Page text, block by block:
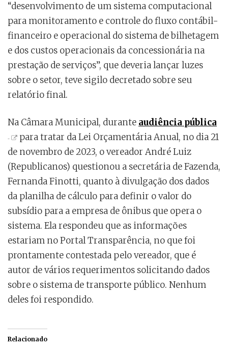
“desenvolvimento de um sistema computacional
para monitoramento e controle do fluxo contábil-
financeiro e operacional do sistema de bilhetagem
e dos custos operacionais da concessionária na
prestação de serviços”, que deveria lançar luzes
sobre o setor, teve sigilo decretado sobre seu
relatório final.
Na Câmara Municipal, durante audiência pública
para tratar da Lei Orçamentária Anual, no dia 21
de novembro de 2023, o vereador André Luiz
(Republicanos) questionou a secretária de Fazenda,
Fernanda Finotti, quanto à divulgação dos dados
da planilha de cálculo para definir o valor do
subsídio para a empresa de ônibus que opera o
sistema. Ela respondeu que as informações
estariam no Portal Transparência, no que foi
prontamente contestada pelo vereador, que é
autor de vários requerimentos solicitando dados
sobre o sistema de transporte público. Nenhum
deles foi respondido.
Relacionado